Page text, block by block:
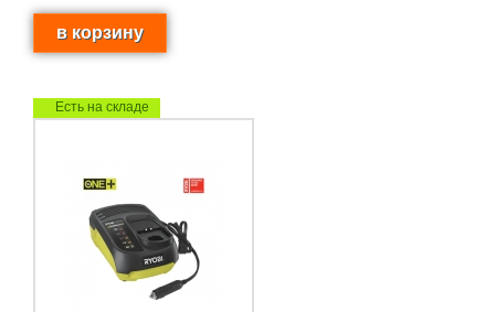
Есть на складе